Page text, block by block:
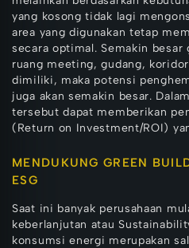
yang kosong tidak lagi
area yang digunakan tetap
secara optimal. Semakin besar
ruang meeting, gudang,
dimiliki, maka potensi
juga akan semakin besar.
tersebut dapat memberikan
(Return on Investment/ROI)
MENDUKUNG GREEN
ESG
Saat ini banyak perusahaan
keberlanjutan atau
konsumsi energi merupakan